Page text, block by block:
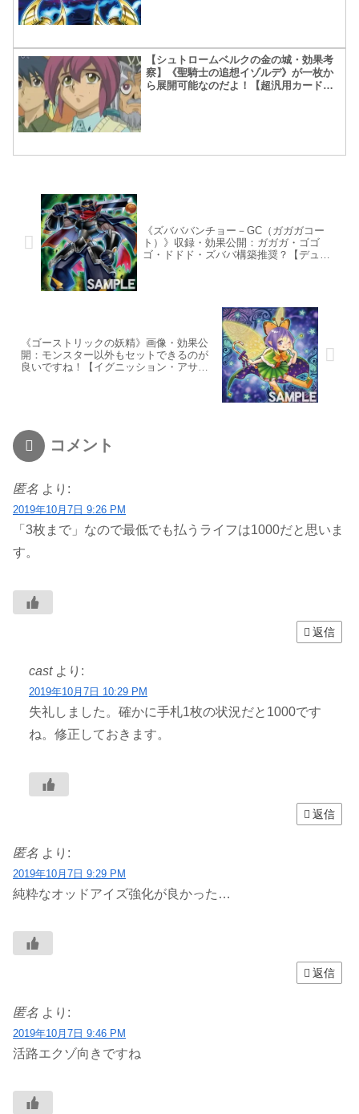
【シュトロームベルクの金の城・効果考
察】《聖騎士の追想イゾルデ》が一枚か
ら展開可能なのだよ！【超汎用カードの
《ズバババンチョー－GC（ガガガコー
ト）》収録・効果公開：ガガガ・ゴゴ
ゴ・ドドド・ズババ構築推奨？【デュエ
《ゴーストリックの妖精》画像・効果公
開：モンスター以外もセットできるのが
良いですね！【イグニッション・アサル
コメント
匿名 より:
2019年10月7日 9:26 PM
「3枚まで」なので最低でも払うライフは1000だと思いま
す。
返信
cast より:
2019年10月7日 10:29 PM
失礼しました。確かに手札1枚の状況だと1000です
ね。修正しておきます。
返信
匿名 より:
2019年10月7日 9:29 PM
純粋なオッドアイズ強化が良かった…
返信
匿名 より:
2019年10月7日 9:46 PM
活路エクゾ向きですね